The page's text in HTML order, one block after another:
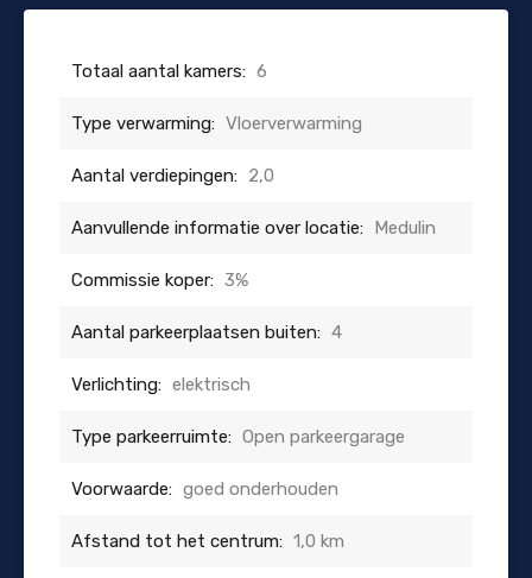
Totaal aantal kamers: 6
Type verwarming: Vloerverwarming
Aantal verdiepingen: 2,0
Aanvullende informatie over locatie: Medulin
Commissie koper: 3%
Aantal parkeerplaatsen buiten: 4
Verlichting: elektrisch
Type parkeerruimte: Open parkeergarage
Voorwaarde: goed onderhouden
Afstand tot het centrum: 1,0 km